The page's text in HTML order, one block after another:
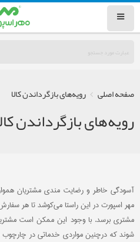
صفحه اصلی رویه‌های بازگرداندن کالا
رویه‌های بازگرداندن
آسودگی خاطر و رضایت مندی مشتریان
مهر اسپورت در این راستا می‏‌کوشد تا هر
مشتری برسد. با وجود این ممکن است
شوند که درچنین مواردی خدماتی در